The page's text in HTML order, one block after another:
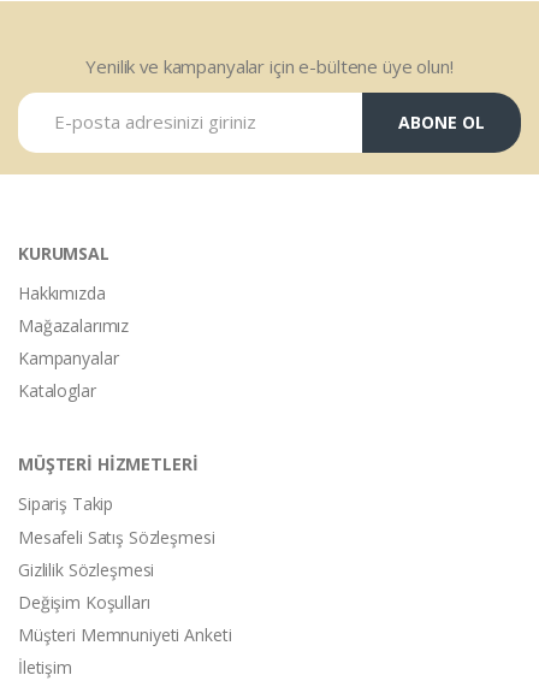
Yenilik ve kampanyalar için e-bültene üye olun!
ABONE OL
KURUMSAL
Hakkımızda
Mağazalarımız
Kampanyalar
Kataloglar
MÜŞTERİ HİZMETLERİ
Sipariş Takip
Mesafeli Satış Sözleşmesi
Gizlilik Sözleşmesi
Değişim Koşulları
Müşteri Memnuniyeti Anketi
İletişim